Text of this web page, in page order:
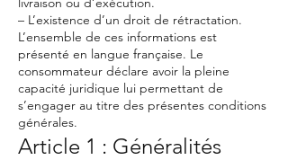
– L’existence d’un droit de rétractation.
L’ensemble de ces informations est
présenté en langue française. Le
consommateur déclare avoir la pleine
capacité juridique lui permettant de
s’engager au titre des présentes conditions
générales.
Article 1 : Généralités